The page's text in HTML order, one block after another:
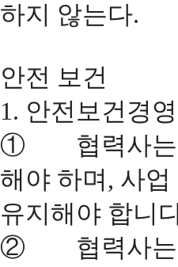
하지 않는다.
안전 보건
1. 안전보건경영
① 협력사는 사
해야 하며, 사
유지해야 합니
② 협력사는 정